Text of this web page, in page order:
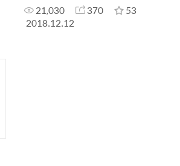
21,030 370
53
2018.12.12